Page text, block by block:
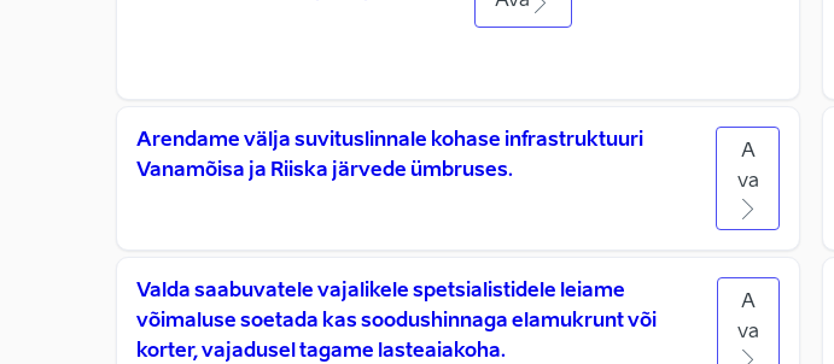
Arendame välja suvituslinnale kohase infrastruktuuri
Vanamõisa ja Riiska järvede ümbruses.
A
va
Valda saabuvatele vajalikele spetsialistidele leiame
võimaluse soetada kas soodushinnaga elamukrunt või
korter, vajadusel tagame lasteaiakoha.
A
va